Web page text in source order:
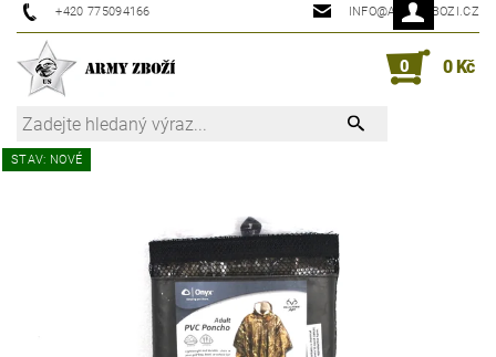
+420 775094166 INFO@ARMYZBOZI.CZ
0 0 Kč
STAV: NOVÉ